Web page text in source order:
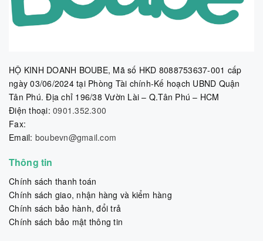
HỘ KINH DOANH BOUBE, Mã số HKD 8088753637-001 cấp
ngày 03/06/2024 tại Phòng Tài chính-Kế hoạch UBND Quận
Tân Phú. Địa chỉ 196/38 Vườn Lài – Q.Tân Phú – HCM
Điện thoại: 0901.352.300
Fax:
Email: boubevn@gmail.com
Thông tin
Chính sách thanh toán
Chính sách giao, nhận hàng và kiểm hàng
Chính sách bảo hành, đổi trả
Chính sách bảo mật thông tin